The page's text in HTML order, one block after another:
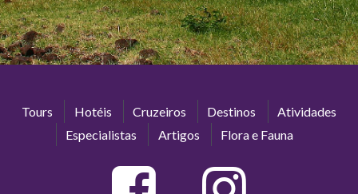
Tours Hotéis Cruzeiros Destinos
Atividades
Especialistas
Artigos Flora e Fauna